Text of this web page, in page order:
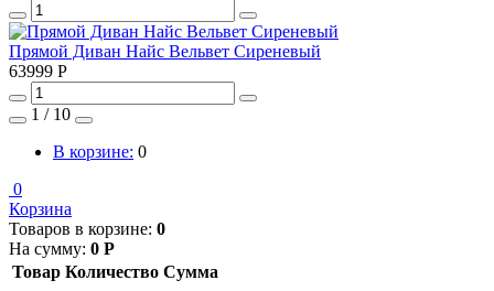
Прямой Диван Найс Вельвет Сиреневый
63999 Р
1 / 10
В корзине: 0
0
Корзина
Товаров в корзине: 0
На сумму: 0 Р
Товар Количество Сумма